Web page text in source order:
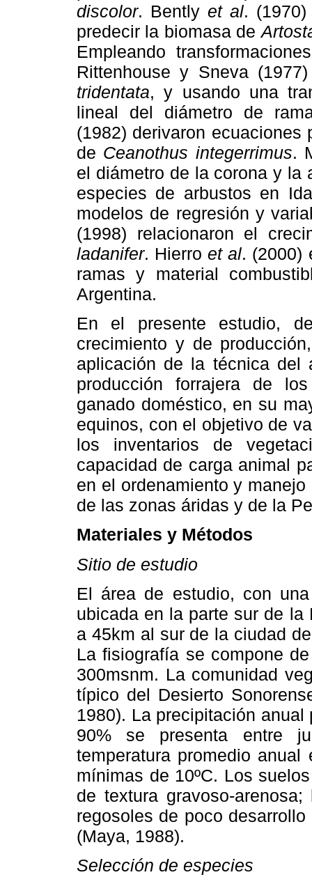
discolor. Bently et al.
predecir la biomasa de
Empleando
Rittenhouse y Sneva
tridentata, y usando una
lineal del diámetro de
(1982) derivaron
de Ceanothus integerrimus.
el diámetro de la corona y la
especies de arbustos en
modelos de regresión y
(1998) relacionaron el
ladanifer. Hierroet al. (2000)
ramas y material
Argentina.
En el presente estudio,
crecimiento y de
aplicación de la técnica del
producción forrajera de
ganado doméstico, en su
equinos, con el objetivo de
los inventarios de
capacidad de carga animal
en el ordenamiento y
de las zonas áridas y de la
Materiales y Métodos
Sitio de estudio
El área de estudio, con
ubicada en la parte sur de
a 45km al sur de la ciudad
La fisiografía se compone
300msnm. La comunidad
típico del Desierto
1980). La precipitación
90% se presenta entre
temperatura promedio
mínimas de 10ºC. Los
de textura gravoso-
regosoles de poco
(Maya, 1988).
Selección de especies